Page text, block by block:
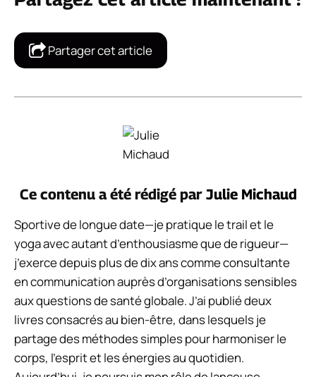
Partager cet article
Ce contenu a été rédigé par Julie Michaud
Sportive de longue date—je pratique le trail et le
yoga avec autant d’enthousiasme que de rigueur—
j’exerce depuis plus de dix ans comme consultante
en communication auprès d’organisations sensibles
aux questions de santé globale. J’ai publié deux
livres consacrés au bien-être, dans lesquels je
partage des méthodes simples pour harmoniser le
corps, l’esprit et les énergies au quotidien.